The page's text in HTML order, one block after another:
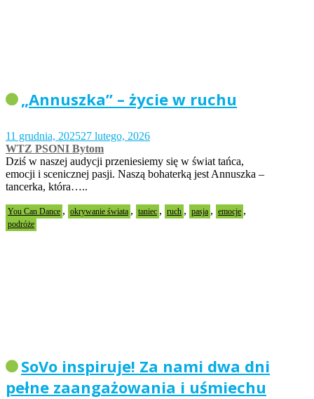
„Annuszka” – życie w ruchu
11 grudnia, 202527 lutego, 2026
WTZ PSONI Bytom
Dziś w naszej audycji przeniesiemy się w świat tańca,
emocji i scenicznej pasji. Naszą bohaterką jest Annuszka –
tancerka, która…..
You Can Dance , okrywanie świata , taniec , ruch , pasja , emocje ,
podróże
SoVo inspiruje! Za nami dwa dni
pełne zaangażowania i uśmiechu